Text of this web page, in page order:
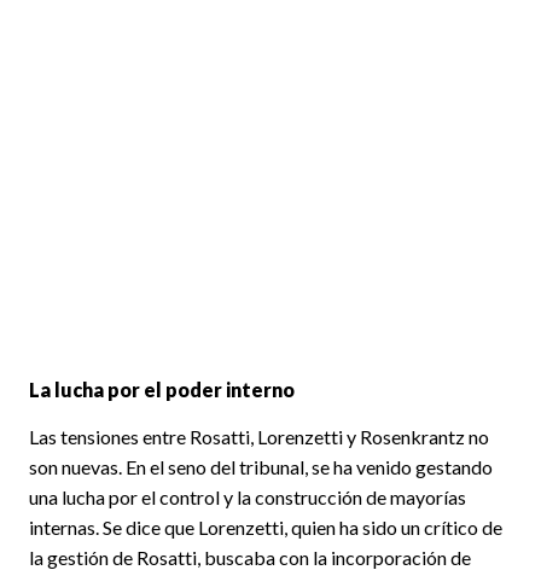
La lucha por el poder interno
Las tensiones entre Rosatti, Lorenzetti y Rosenkrantz no
son nuevas. En el seno del tribunal, se ha venido gestando
una lucha por el control y la construcción de mayorías
internas. Se dice que Lorenzetti, quien ha sido un crítico de
la gestión de Rosatti, buscaba con la incorporación de